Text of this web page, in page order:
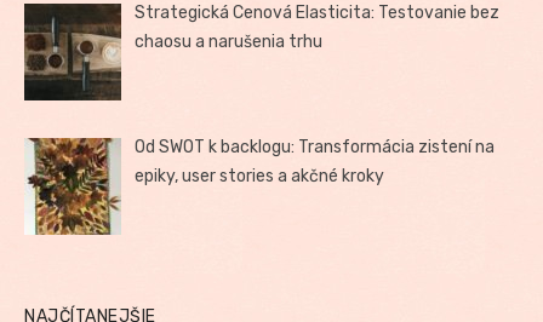
Strategická Cenová Elasticita: Testovanie bez
chaosu a narušenia trhu
Od SWOT k backlogu: Transformácia zistení na
epiky, user stories a akčné kroky
NAJČÍTANEJŠIE